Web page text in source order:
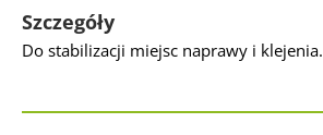
Szczegóły
Do stabilizacji miejsc naprawy i klejenia.